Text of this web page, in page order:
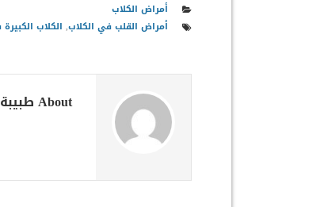
أمراض الكلاب
أمراض القلب في الكلاب, الكلاب
About طبيبة بيطرية